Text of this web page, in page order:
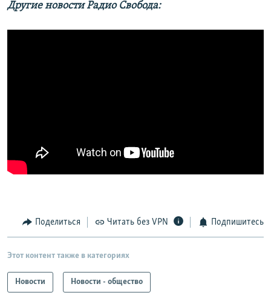
Другие новости Радио Свобода:
Поделиться Читать без VPN Подпишитесь
Этот контент также в категориях
Новости Новости - общество